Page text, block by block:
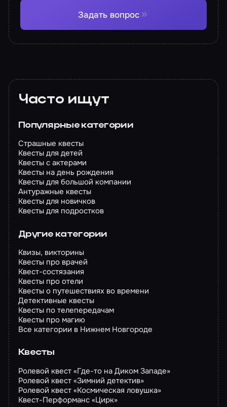
Задать вопрос
Часто ищут
Популярные категории
Страшные квесты
Квесты для детей
Квесты с актерами
Квесты на день рождения
Квесты для большой компании
Антуражные квесты
Квесты для новичков
Квесты для подростков
Другие категории
Квизы, викторины
Квесты про врачей
Квест-состязания
Квесты про отели
Квесты о путешествиях во времени
Детективные квесты
Квесты по телепередачам
Квесты про магию
Все категории в Нижнем Новгороде
Квесты
Ролевой квест «Где-то на Диком Западе»
Ролевой квест «Зимний детектив»
Ролевой квест «Космическая ловушка»
Квест-Перформанс «Цирк»